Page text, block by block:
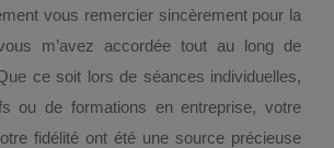
vous remercier sincèrement pour la
m’avez accordée tout au long de
ce soit lors de séances individuelles,
ou de formations en entreprise, votre
fidélité ont été une source précieuse